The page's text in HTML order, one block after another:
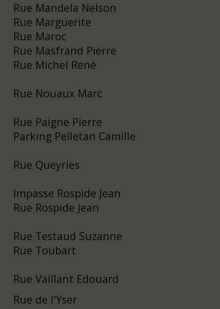
Rue Mandela Nelson
Rue Marguerite
Rue Maroc
Rue Masfrand Pierre
Rue Michel René
Rue Nouaux Marc
Rue Paigne Pierre
Parking Pelletan Camille
Rue Queyries
Impasse Rospide Jean
Rue Rospide Jean
Rue Testaud Suzanne
Rue Toubart
Rue Vaillant Edouard
Rue de l'Yser